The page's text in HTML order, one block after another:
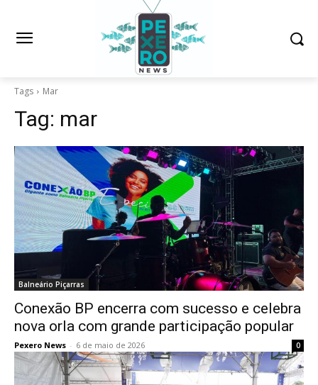
Tags Mar
Tag: mar
Balneário Piçarras
Conexão BP encerra com sucesso e celebra
nova orla com grande participação popular
Pexero News - 6 de maio de 2026 0